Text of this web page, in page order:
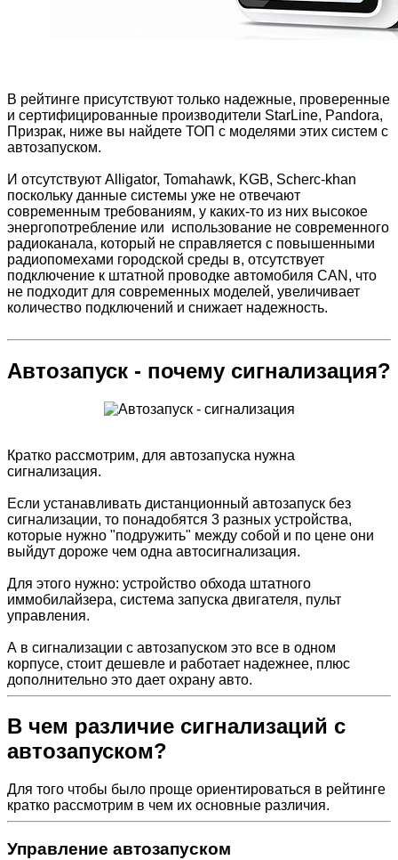
В рейтинге присутствуют только надежные, проверенные
и сертифицированные производители StarLine, Pandora,
Призрак, ниже вы найдете ТОП с моделями этих систем с
автозапуском.
И отсутствуют Alligator, Tomahawk, KGB, Sсherc-khan
поскольку данные системы уже не отвечают
современным требованиям, у каких-то из них высокое
энергопотребление или использование не современного
радиоканала, который не справляется с повышенными
радиопомехами городской среды в, отсутствует
подключение к штатной проводке автомобиля CAN, что
не подходит для современных моделей, увеличивает
количество подключений и снижает надежность.
Автозапуск - почему сигнализация?
Кратко рассмотрим, для автозапуска нужна
сигнализация.
Если устанавливать дистанционный автозапуск без
сигнализации, то понадобятся 3 разных устройства,
которые нужно "подружить" между собой и по цене они
выйдут дороже чем одна автосигнализация.
Для этого нужно: устройство обхода штатного
иммобилайзера, система запуска двигателя, пульт
управления.
А в сигнализации с автозапуском это все в одном
корпусе, стоит дешевле и работает надежнее, плюс
дополнительно это дает охрану авто.
В чем различие сигнализаций с
автозапуском?
Для того чтобы было проще ориентироваться в рейтинге
кратко рассмотрим в чем их основные различия.
Управление автозапуском